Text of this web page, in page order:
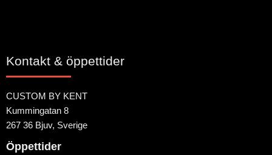
Kontakt & öppettider
CUSTOM BY KENT
Kummingatan 8
267 36 Bjuv, Sverige
Öppettider